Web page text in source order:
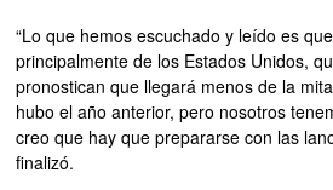
“Lo que hemos escuchado y leído es
principalmente de los Estados Unidos,
pronostican que llegará menos de la
hubo el año anterior, pero nosotros
creo que hay que prepararse con las
finalizó.